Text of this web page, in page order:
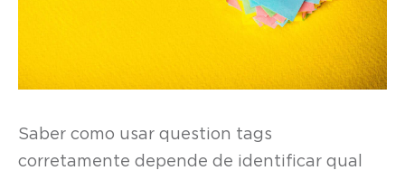
Saber como usar question tags
corretamente depende de identificar qual